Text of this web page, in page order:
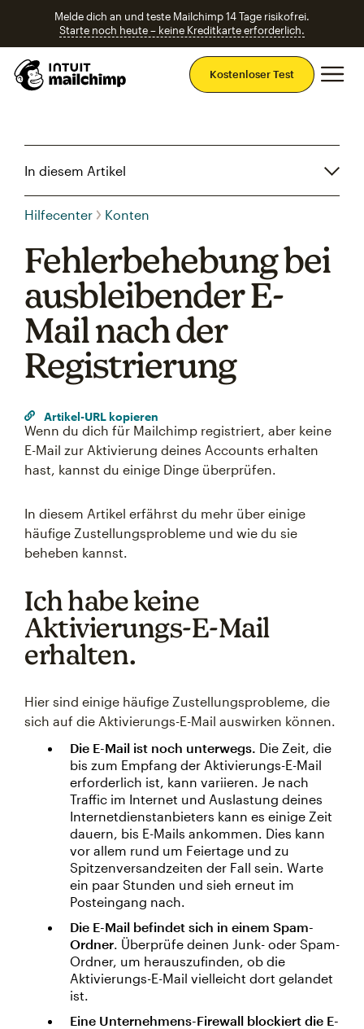
Melde dich an und teste Mailchimp 14 Tage risikofrei.
Starte noch heute – keine Kreditkarte erforderlich.
Kostenloser Test
In diesem Artikel
Hilfecenter Konten
Fehlerbehebung bei
ausbleibender E-
Mail nach der
Registrierung
Artikel-URL kopieren
Wenn du dich für Mailchimp registriert, aber keine
E-Mail zur Aktivierung deines Accounts erhalten
hast, kannst du einige Dinge überprüfen.
In diesem Artikel erfährst du mehr über einige
häufige Zustellungsprobleme und wie du sie
beheben kannst.
Ich habe keine
Aktivierungs-E-Mail
erhalten.
Hier sind einige häufige Zustellungsprobleme, die
sich auf die Aktivierungs-E-Mail auswirken können.
Die E-Mail ist noch unterwegs. Die Zeit, die
bis zum Empfang der Aktivierungs-E-Mail
erforderlich ist, kann variieren. Je nach
Traffic im Internet und Auslastung deines
Internetdienstanbieters kann es einige Zeit
dauern, bis E-Mails ankommen. Dies kann
vor allem rund um Feiertage und zu
Spitzenversandzeiten der Fall sein. Warte
ein paar Stunden und sieh erneut im
Posteingang nach.
Die E-Mail befindet sich in einem Spam-
Ordner. Überprüfe deinen Junk- oder Spam-
Ordner, um herauszufinden, ob die
Aktivierungs-E-Mail vielleicht dort gelandet
ist.
Eine Unternehmens-Firewall blockiert die E-